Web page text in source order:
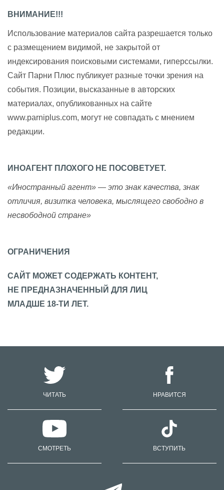
ВНИМАНИЕ!!!
Использование материалов сайта разрешается только
с размещением видимой, не закрытой от
индексирования поисковыми системами, гиперссылки.
Сайт Парни Плюс публикует разные точки зрения на
события. Позиции, высказанные в авторских
материалах, опубликованных на сайте
www.parniplus.com, могут не совпадать с мнением
редакции.
ИНОАГЕНТ ПЛОХОГО НЕ ПОСОВЕТУЕТ.
«Иностранный агент» — это знак качества, знак
отличия, визитка человека, мыслящего свободно в
несвободной стране»
ОГРАНИЧЕНИЯ
САЙТ МОЖЕТ СОДЕРЖАТЬ КОНТЕНТ,
НЕ ПРЕДНАЗНАЧЕННЫЙ ДЛЯ ЛИЦ
МЛАДШЕ 18-ТИ ЛЕТ.
ЧИТАТЬ НРАВИТСЯ
СМОТРЕТЬ ВСТУПИТЬ